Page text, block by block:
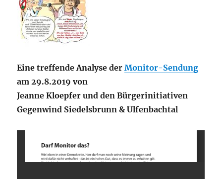
Eine treffende Analyse derMonitor-Sendung
am 29.8.2019 von
Jeanne Kloepfer und den Bürgerinitiativen
Gegenwind Siedelsbrunn & Ulfenbachtal